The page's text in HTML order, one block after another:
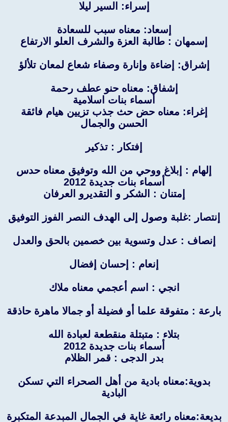
إسراء: السير ليلا
إسعاد: معناه سبب للسعادة
إسمهان : طالبة العزة والشرف العلو الارتفاع
إشراق: إضاءة وإنارة وصفاء شعاع لمعان تلألؤ
إشفاق: معناه حنو عطف رحمة
أسماء بنات اسلامية
إغراء: معناه حض حث جذب تزيين هيام فائقة
الحسن والجمال
إفتكار : تذكير
إلهام : إبلاغ ووحي من الله وتوفيق معناه حدس
أسماء بنات جديدة 2012
إمتنان : الشكر و التقديرو العرفان
إنتصار :غلبة وصول إلى الهدف النصر الفوز التوفيق
إنصاف : عدل وتسوية بين خصمين بالحق والعدل
إنعام : إحسان إفضال
انجي : اسم أعجمي معناه ملاك
بارعة : متفوقة علما أو فضيلة أو جمالا ماهرة حاذقة
بتلاء : متبتلة منقطعة لعبادة الله
أسماء بنات جديدة 2012
بدر الدجى : قمر الظلام
بدوية:معناه بادية من أهل الصحراء التي تسكن
البادية
بديعة:معناه رائعة غاية في الجمال المبدعة المتكبرة